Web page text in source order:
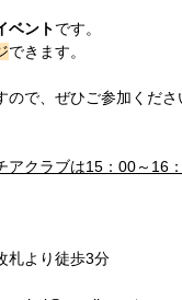
ベントです。
できます。
ので、ぜひご参加くださ
クラブは15：00～16
より徒歩3分